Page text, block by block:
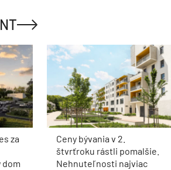
za
Ceny bývania v 2.
štvrťroku rástli pomalšie.
Nehnuteľnosti najviac
zdraželi v Košickom kraji